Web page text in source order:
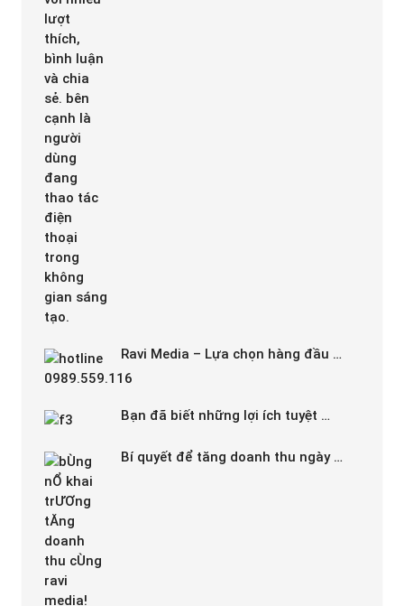
Ravi Media – Lựa chọn hàng đầu …
Bạn đã biết những lợi ích tuyệt …
Bí quyết để tăng doanh thu ngày …